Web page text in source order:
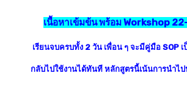
เนื้อหาเข้มข้น พร้อม Workshop
เรียนจบครบทั้ง2 วัน เพื่อน ๆ จะมีคู่มือSOP
กลับไปใช้งานได้ทันที หลักสูตรนี้เน้นการนำไป